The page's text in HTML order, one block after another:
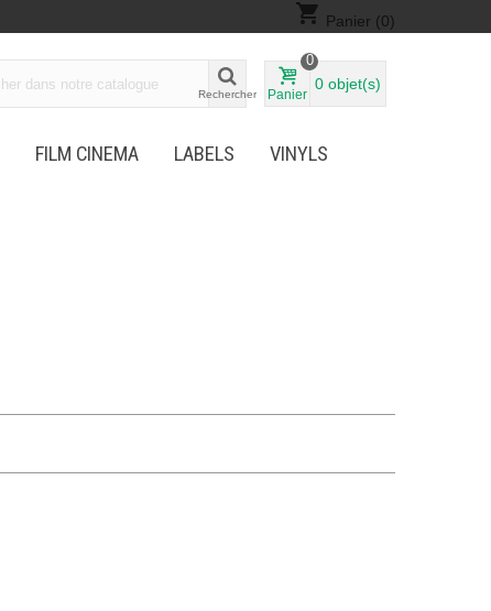
shopping_cart Panier (0)
Rechercher Panier
0
0 objet(s)
FILM CINEMA LABELS
VINYLS